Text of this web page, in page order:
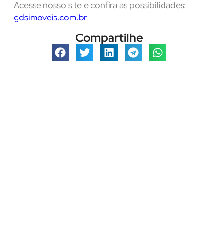
Acesse nosso site e confira as possibilidades:
gdsimoveis.com.br
Compartilhe